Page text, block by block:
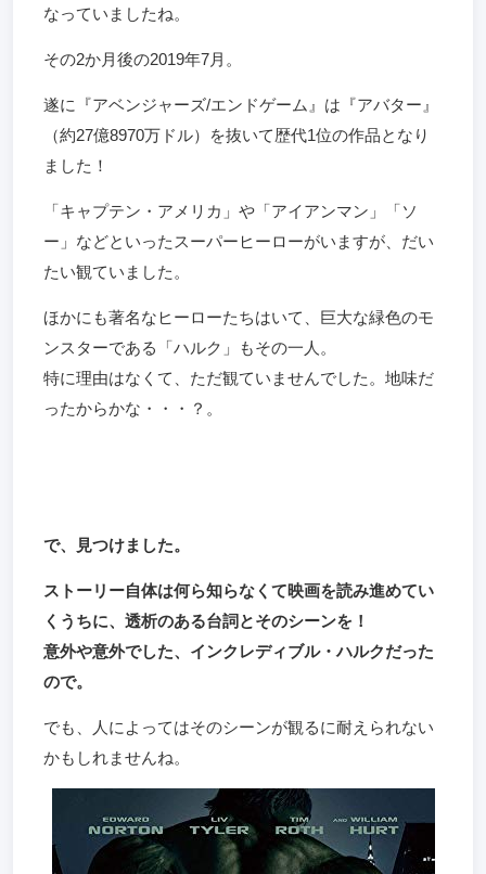
なっていましたね。
その2か月後の2019年7月。
遂に『アベンジャーズ/エンドゲーム』は『アバター』
（約27億8970万ドル）を抜いて歴代1位の作品となり
ました！
「キャプテン・アメリカ」や「アイアンマン」「ソ
ー」などといったスーパーヒーローがいますが、だい
たい観ていました。
ほかにも著名なヒーローたちはいて、巨大な緑色のモ
ンスターである「ハルク」もその一人。
特に理由はなくて、ただ観ていませんでした。地味だ
ったからかな・・・？。
で、見つけました。
ストーリー自体は何ら知らなくて映画を読み進めてい
くうちに、透析のある台詞とそのシーンを！
意外や意外でした、 インクレディブル・ハルクだった
ので。
でも、人によってはそのシーンが観るに耐えられない
かもしれませんね。